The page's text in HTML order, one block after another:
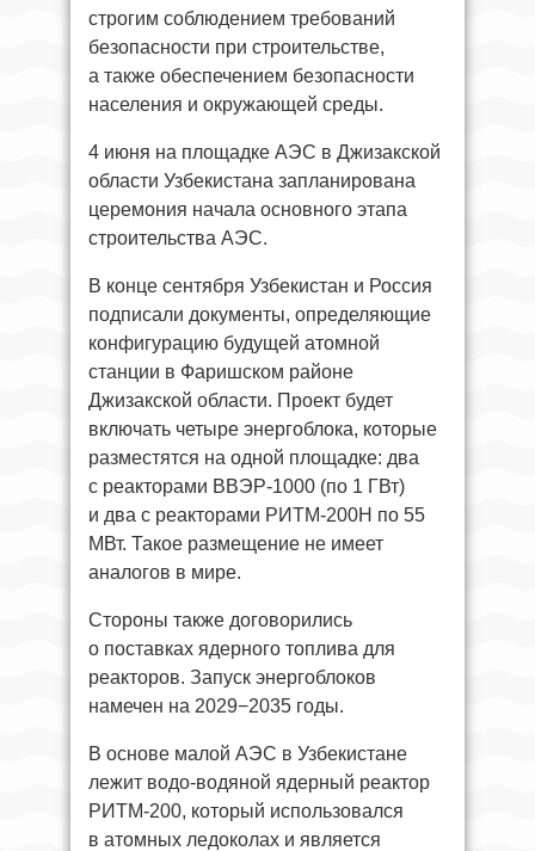
строгим соблюдением требований
безопасности при строительстве,
а также обеспечением безопасности
населения и окружающей среды.
4 июня на площадке АЭС в Джизакской
области Узбекистана запланирована
церемония начала основного этапа
строительства АЭС.
В конце сентября Узбекистан и Россия
подписали документы, определяющие
конфигурацию будущей атомной
станции в Фаришском районе
Джизакской области. Проект будет
включать четыре энергоблока, которые
разместятся на одной площадке: два
с реакторами ВВЭР-1000 (по 1 ГВт)
и два с реакторами РИТМ-200Н по 55
МВт. Такое размещение не имеет
аналогов в мире.
Стороны также договорились
о поставках ядерного топлива для
реакторов. Запуск энергоблоков
намечен на 2029−2035 годы.
В основе малой АЭС в Узбекистане
лежит водо-водяной ядерный реактор
РИТМ-200, который использовался
в атомных ледоколах и является